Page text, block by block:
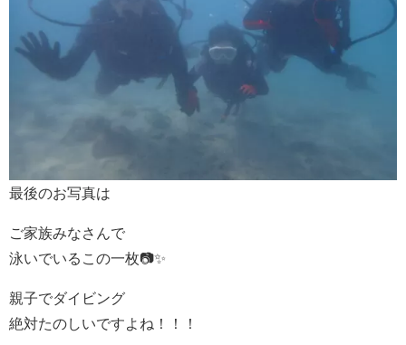
最後のお写真は
ご家族みなさんで
泳いでいるこの一枚📷✨
親子でダイビング
絶対たのしいですよね！！！